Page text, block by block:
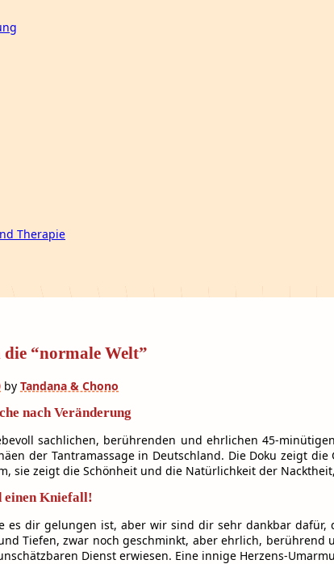
Therapie
“normale Welt”
by Tandana & Chono
nach Veränderung
sachlichen, berührenden und ehrlichen 45-
der Tantramassage in Deutschland. Die Doku zeigt
sie zeigt die Schönheit und die Natürlichkeit der
einen Kniefall!
es dir gelungen ist, aber wir sind dir sehr dankbar
Tiefen, zwar noch geschminkt, aber ehrlich,
Dienst erwiesen. Eine innige Herzens-